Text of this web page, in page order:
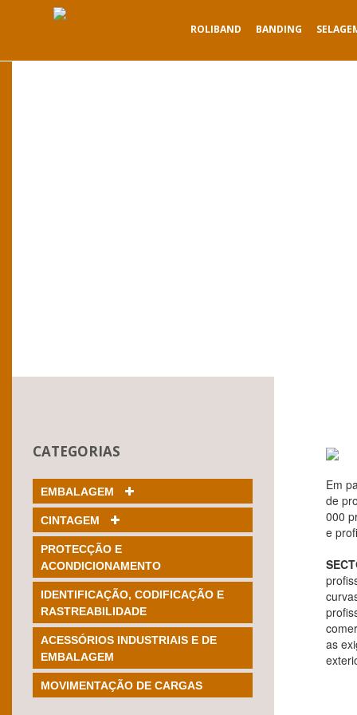
ROLIBAND BANDING
CATEGORIAS
EMBALAGEM
CINTAGEM
PROTECÇÃO E
ACONDICIONAMENTO
IDENTIFICAÇÃO, CODIFICAÇÃO E
RASTREABILIDADE
ACESSÓRIOS INDUSTRIAIS E DE
EMBALAGEM
MOVIMENTAÇÃO DE CARGAS
Em
de
000
e
as